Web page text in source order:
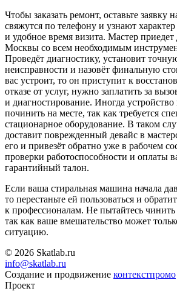
Чтобы заказать ремонт, оставьте заявку
свяжутся по телефону и узнают
и удобное время визита. Мастер
Москвы со всем необходимым
Проведёт диагностику, установит
неисправности и назовёт финальную
вас устроит, то он приступит к
отказе от услуг, нужно заплатить за
и диагностирование. Иногда
починить на месте, так как требуется
стационарное оборудование. В таком
доставит поврежденный девайс в
его и привезёт обратно уже в рабочем
проверки работоспособности и оплаты
гарантийный талон.
Если ваша стиральная машина начала
то перестаньте ей пользоваться и
к профессионалам. Не пытайтесь чинить
так как ваше вмешательство может
ситуацию.
© 2026 Skatlab.ru
info@skatlab.ru
Создание и продвижение контекстпромо
Проект